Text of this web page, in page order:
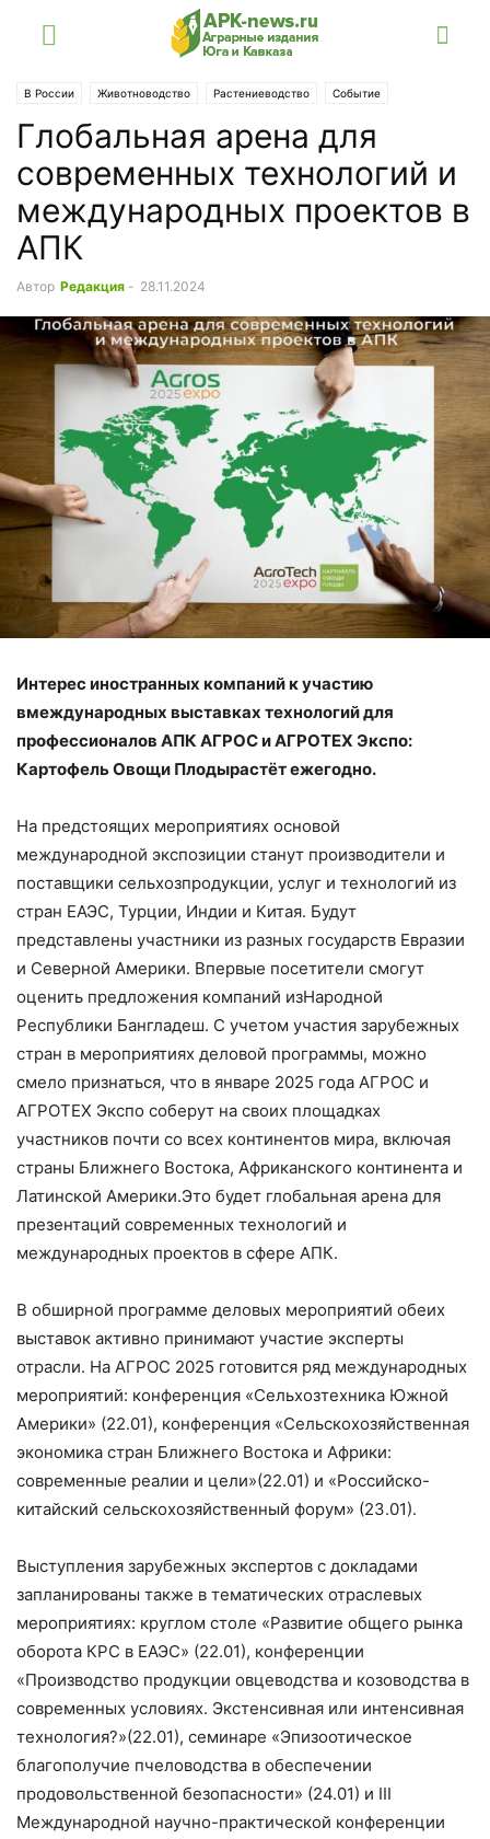
В России Животноводство Растениеводство Событие
Технологии
Глобальная арена для
современных технологий и
международных проектов в
АПК
Автор Редакция - 28.11.2024
Интерес иностранных компаний кучастию
вмеждународных выставках технологий для
профессионалов АПК АГРОС и АГРОТЕХ Экспо:
Картофель Овощи Плодырастёт ежегодно.
На предстоящих мероприятиях основой
международной экспозиции станут производители и
поставщики сельхозпродукции, услуг и технологий из
стран ЕАЭС, Турции, Индии и Китая. Будут
представлены участники из разных государств Евразии
и Северной Америки. Впервые посетители смогут
оценить предложения компаний изНародной
Республики Бангладеш. С учетом участия зарубежных
стран в мероприятиях деловой программы, можно
смело признаться, что в январе 2025 года АГРОС и
АГРОТЕХ Экспо соберут на своих площадках
участников почти со всех континентов мира, включая
страны Ближнего Востока, Африканского континента и
Латинской Америки.Это будет глобальная арена для
презентаций современных технологий и
международных проектов в сфере АПК.
В обширной программе деловых мероприятий обеих
выставок активно принимают участие эксперты
отрасли. На АГРОС 2025 готовится ряд международных
мероприятий: конференция «Сельхозтехника Южной
Америки» (22.01), конференция «Сельскохозяйственная
экономика стран Ближнего Востока и Африки:
современные реалии и цели»(22.01) и «Российско-
китайский сельскохозяйственный форум» (23.01).
Выступления зарубежных экспертов с докладами
запланированы также в тематических отраслевых
мероприятиях: круглом столе «Развитие общего рынка
оборота КРС в ЕАЭС» (22.01), конференции
«Производство продукции овцеводства и козоводства в
современных условиях. Экстенсивная или интенсивная
технология?»(22.01), семинаре «Эпизоотическое
благополучие пчеловодства в обеспечении
продовольственной безопасности» (24.01) и III
Международной научно-практической конференции